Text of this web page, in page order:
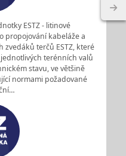
ESTZ - litinové
propojování kabeláže a
terčů ESTZ, které
terénních valů
stavu, ve většině
normami požadované